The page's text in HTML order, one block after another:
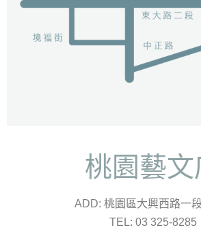
桃園藝文
ADD: 桃園區大興西路一
TEL: 03 325-8285